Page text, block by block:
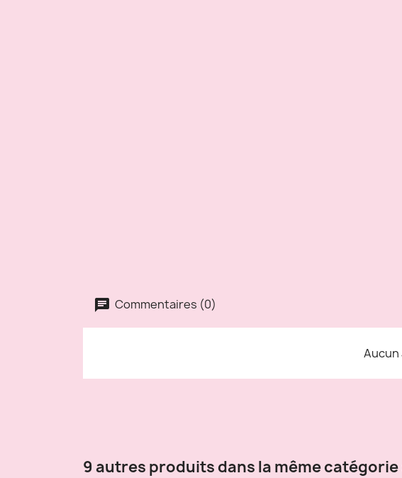
Commentaires (0)
Aucun
9 autres produits dans la même catégorie